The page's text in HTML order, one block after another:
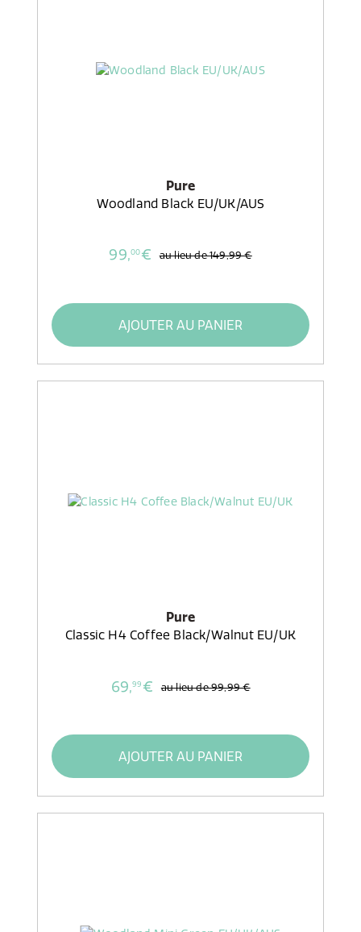
Pure
Woodland Black EU/UK/AUS
99,00€ au lieu de149,99 €
AJOUTER AU PANIER
Pure
Classic H4 Coffee Black/Walnut EU/UK
69,99 € au lieu de99,99 €
AJOUTER AU PANIER